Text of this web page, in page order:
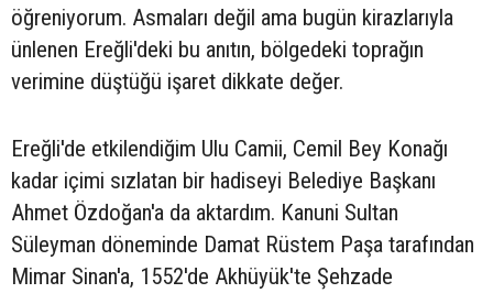
öğreniyorum. Asmaları değil ama bugün kirazlarıyla
ünlenen Ereğli'deki bu anıtın, bölgedeki toprağın
verimine düştüğü işaret dikkate değer.
Ereğli'de etkilendiğim Ulu Camii, Cemil Bey Konağı
kadar içimi sızlatan bir hadiseyi Belediye Başkanı
Ahmet Özdoğan'a da aktardım. Kanuni Sultan
Süleyman döneminde Damat Rüstem Paşa tarafından
Mimar Sinan'a, 1552'de Akhüyük'te Şehzade